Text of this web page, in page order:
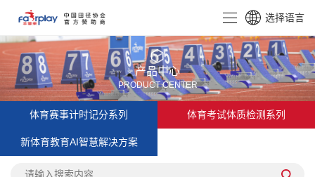
选择语言
CN
EN
产品中心
PRODUCT CENTER
体育赛事计时记分系列 体育考试体质检测系列
新体育教育AI智慧解决方案